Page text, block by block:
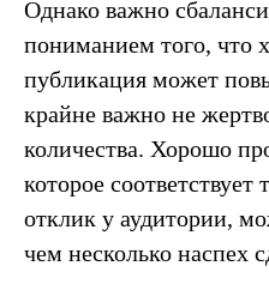
Однако важно
пониманием того, что
публикация может
крайне важно не
количества. Хорошо
которое
отклик у аудитории,
чем несколько наспех